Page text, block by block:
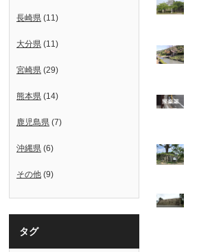
長崎県 (11)
大分県 (11)
宮崎県 (29)
熊本県 (14)
鹿児島県 (7)
沖縄県 (6)
その他 (9)
タグ